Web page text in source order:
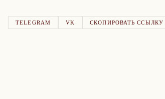
TELEGRAM VK СКОПИРОВАТЬ ССЫЛКУ